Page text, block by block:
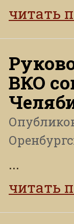
читать
ВКО
...
читать